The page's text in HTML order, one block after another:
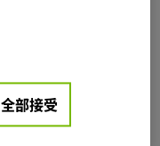
推理工
全部接受